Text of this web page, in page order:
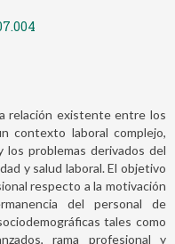
relación existente entre los
contexto laboral complejo,
los problemas derivados del
y salud laboral. El objetivo
respecto a la motivación
del personal de
tales como
rama profesional y